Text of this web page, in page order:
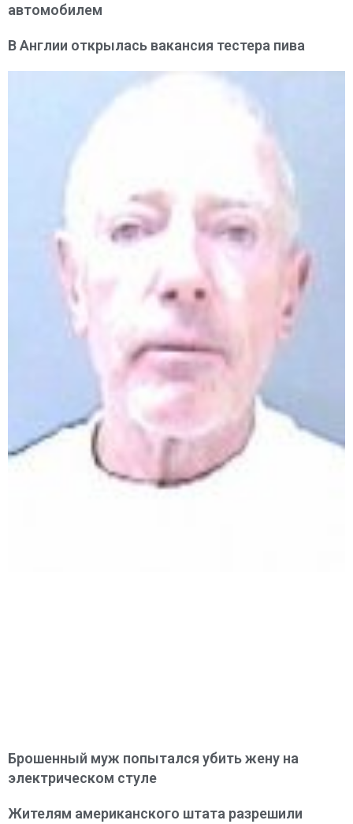
автомобилем
В Англии открылась вакансия тестера пива
Брошенный муж попытался убить жену на
электрическом стуле
Жителям американского штата разрешили